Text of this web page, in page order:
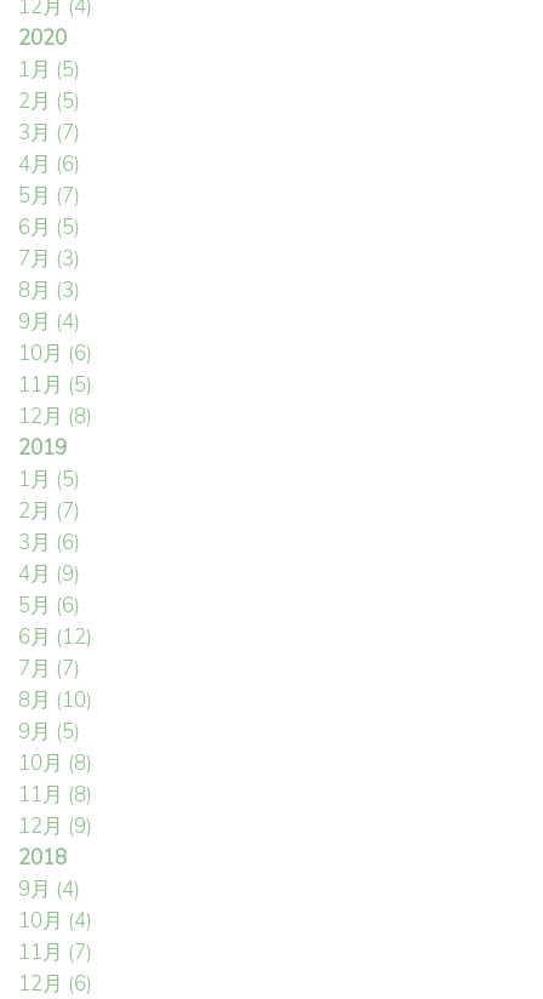
12月 (4)
2020
1月 (5)
2月 (5)
3月 (7)
4月 (6)
5月 (7)
6月 (5)
7月 (3)
8月 (3)
9月 (4)
10月 (6)
11月 (5)
12月 (8)
2019
1月 (5)
2月 (7)
3月 (6)
4月 (9)
5月 (6)
6月 (12)
7月 (7)
8月 (10)
9月 (5)
10月 (8)
11月 (8)
12月 (9)
2018
9月 (4)
10月 (4)
11月 (7)
12月 (6)